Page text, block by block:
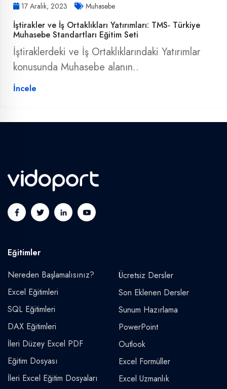
17 Aralık, 2023 Muhasebe
İştirakler ve İş Ortaklıkları Yatırımları: TMS- Türkiye
Muhasebe Standartları Eğitim Seti
İştiraklerdeki ve İş Ortaklıklarındaki Yatırımlar
konusunda Muhasebe alanın..
İncele
Eğitimler
Nereden Başlamalısınız?
Excel Eğitimleri
SQL Eğitimleri
DAX Eğitimleri
İleri Düzey Excel PDF
Eğitim Dosyası
İleri Excel Eğitim Dosyaları
Ücretsiz Dersler
Son Eklenen Dersler
Sunum Hazırlama
PowerPoint
Outlook
Excel Formüller
Excel Uzmanlık